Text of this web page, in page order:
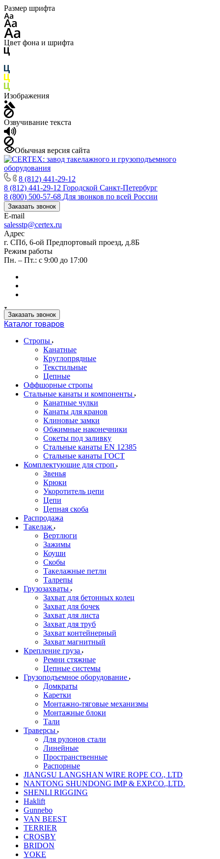
Размер шрифта
Цвет фона и шрифта
Изображения
Озвучивание текста
Обычная версия сайта
8 (812) 441-29-12
8 (812) 441-29-12 Городской Санкт-Петербург
8 (800) 500-57-68 Для звонков по всей России
Заказать звонок
E-mail
salesstp@certex.ru
Адрес
г. СПб, 6-ой Предпортовый проезд, д.8Б
Режим работы
Пн. – Пт.: с 9:00 до 17:00
Заказать звонок
Каталог товаров
Стропы
Канатные
Круглопрядные
Текстильные
Цепные
Оффшорные стропы
Стальные канаты и компоненты
Канатные чулки
Канаты для кранов
Клиновые замки
Обжимные наконечники
Сокеты под заливку
Стальные канаты EN 12385
Стальные канаты ГОСТ
Комплектующие для строп
Звенья
Крюки
Укоротитель цепи
Цепи
Цепная скоба
Распродажа
Такелаж
Вертлюги
Зажимы
Коуши
Скобы
Такелажные петли
Талрепы
Грузозахваты
Захват для бетонных колец
Захват для бочек
Захват для листа
Захват для труб
Захват контейнерный
Захват магнитный
Крепление груза
Ремни стяжные
Цепные системы
Грузоподъемное оборудование
Домкраты
Каретки
Монтажно-тяговые механизмы
Монтажные блоки
Тали
Траверсы
Для рулонов стали
Линейные
Пространственные
Распорные
JIANGSU LANGSHAN WIRE ROPE CO., LTD
NANTONG SHUNDONG IMP & EXP.CO.,LTD.
SHENLI RIGGING
Haklift
Gunnebo
VAN BEEST
TERRIER
CROSBY
BRIDON
YOKE